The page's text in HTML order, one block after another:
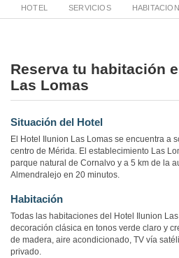
HOTEL SERVICIOS
Reserva tu habitación
Las Lomas
Situación del Hotel
El Hotel Ilunion Las Lomas se encuentra a
centro de Mérida. El establecimiento Las
parque natural de Cornalvo y a 5 km de la
Almendralejo en 20 minutos.
Habitación
Todas las habitaciones del Hotel Ilunion
decoración clásica en tonos verde claro y
de madera, aire acondicionado, TV vía
privado.